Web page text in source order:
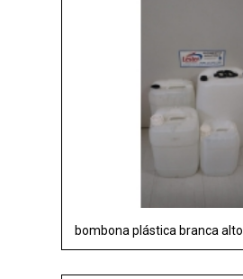
bombona plástica branca